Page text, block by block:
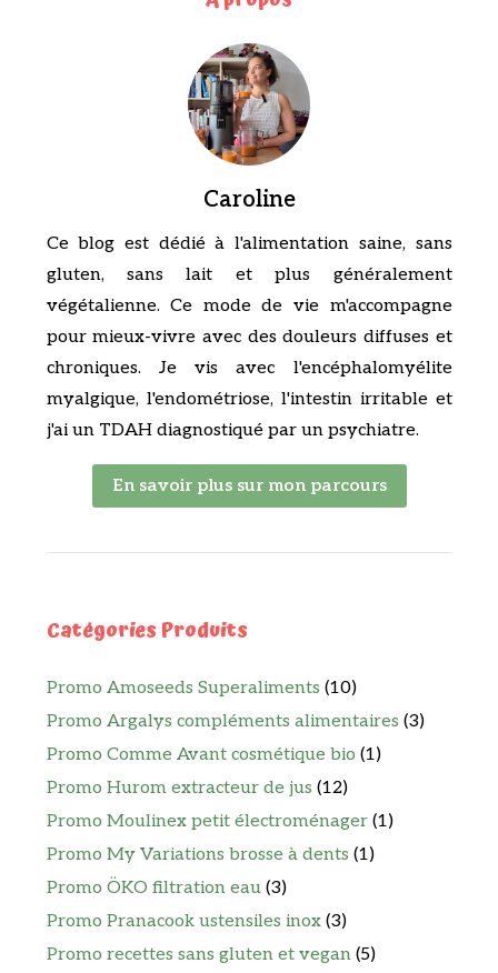
Caroline
Ce blog est dédié à l'alimentation saine, sans
gluten, sans lait et plus généralement
végétalienne. Ce mode de vie m'accompagne
pour mieux-vivre avec des douleurs diffuses et
chroniques. Je vis avec l'encéphalomyélite
myalgique, l'endométriose, l'intestin irritable et
j'ai un TDAH diagnostiqué par un psychiatre.
En savoir plus sur mon parcours
Catégories Produits
Promo Amoseeds Superaliments (10)
Promo Argalys compléments alimentaires (3)
Promo Comme Avant cosmétique bio (1)
Promo Hurom extracteur de jus (12)
Promo Moulinex petit électroménager (1)
Promo My Variations brosse à dents (1)
Promo ÖKO filtration eau (3)
Promo Pranacook ustensiles inox (3)
Promo recettes sans gluten et vegan (5)